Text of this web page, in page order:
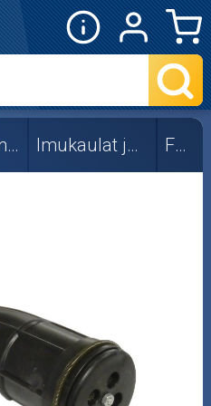
Moottorin osat Imukaulat ja läpät Fude